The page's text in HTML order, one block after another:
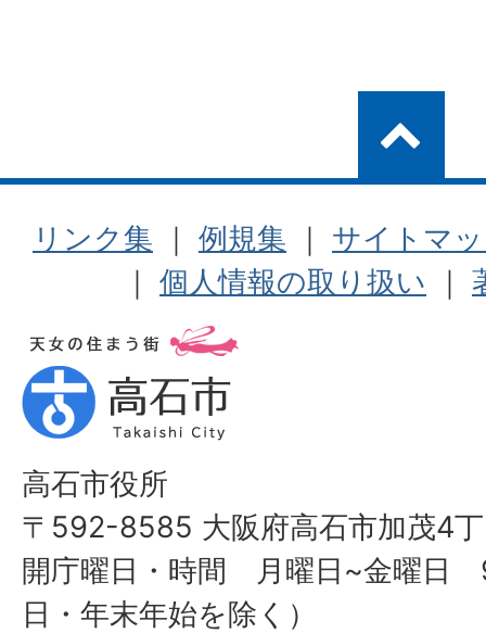
リンク集 ｜ 例規集 ｜ サイトマ
｜ 個人情報の取り扱い ｜
高石市役所
〒592-8585 大阪府高石市加茂4丁
開庁曜日・時間 月曜日~金曜日
日・年末年始を除く）